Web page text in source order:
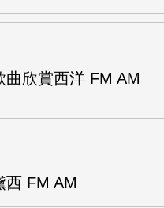
曲欣賞西洋 FM AM
西 FM AM